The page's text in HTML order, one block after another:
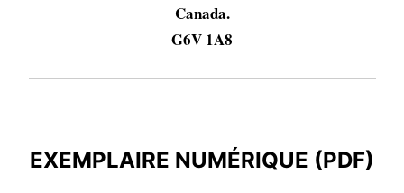
Canada.
G6V 1A8
EXEMPLAIRE NUMÉRIQUE (PDF)